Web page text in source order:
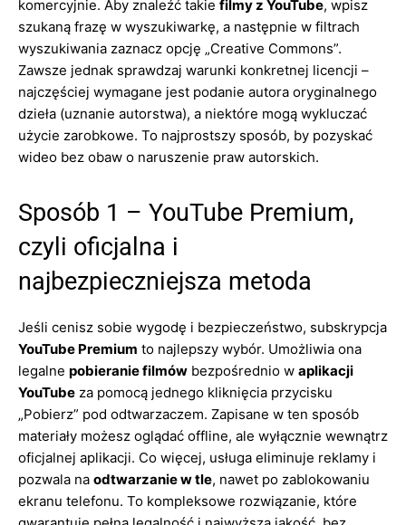
komercyjnie. Aby znaleźć takie filmy z YouTube, wpisz
szukaną frazę w wyszukiwarkę, a następnie w filtrach
wyszukiwania zaznacz opcję „Creative Commons”.
Zawsze jednak sprawdzaj warunki konkretnej licencji –
najczęściej wymagane jest podanie autora oryginalnego
dzieła (uznanie autorstwa), a niektóre mogą wykluczać
użycie zarobkowe. To najprostszy sposób, by pozyskać
wideo bez obaw o naruszenie praw autorskich.
Sposób 1 – YouTube Premium,
czyli oficjalna i
najbezpieczniejsza metoda
Jeśli cenisz sobie wygodę i bezpieczeństwo, subskrypcja
YouTube Premium to najlepszy wybór. Umożliwia ona
legalne pobieranie filmów bezpośrednio w aplikacji
YouTube za pomocą jednego kliknięcia przycisku
„Pobierz” pod odtwarzaczem. Zapisane w ten sposób
materiały możesz oglądać offline, ale wyłącznie wewnątrz
oficjalnej aplikacji. Co więcej, usługa eliminuje reklamy i
pozwala na odtwarzanie w tle, nawet po zablokowaniu
ekranu telefonu. To kompleksowe rozwiązanie, które